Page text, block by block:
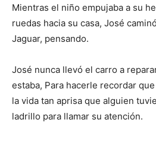
Mientras el niño empujaba a su
ruedas hacia su casa, José
Jaguar, pensando.
José nunca llevó el carro a
estaba, Para hacerle recordar
la vida tan aprisa que alguien
ladrillo para llamar su atención.